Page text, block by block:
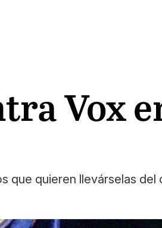
Vox
que quieren llevárselas del